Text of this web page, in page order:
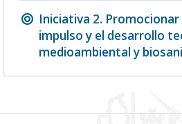
Iniciativa 2.
impulso y el desarrollo
medioambiental y